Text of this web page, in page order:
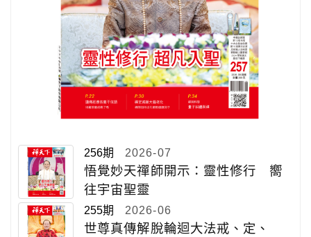
256期 2026-07
悟覺妙天禪師開示：靈性修行 嚮
往宇宙聖靈
255期 2026-06
世尊真傳解脫輪迴大法戒、定、